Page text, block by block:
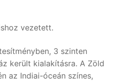
vezetett.
3 szinten
került kialakításra. A Zöld
az Indiai-óceán színes,